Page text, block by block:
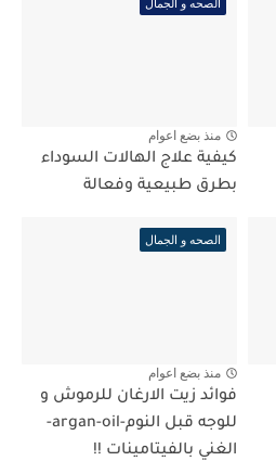
الصحه و الجمال
منذ بضع اعوام
كيفية علاج الهالات السوداء
بطرق طبيعية وفعالة
الصحه و الجمال
منذ بضع اعوام
فوائد زيت الارغان للرموش و
للوجه قبل النوم-argan-oil-
الغني بالفيتامينات !!